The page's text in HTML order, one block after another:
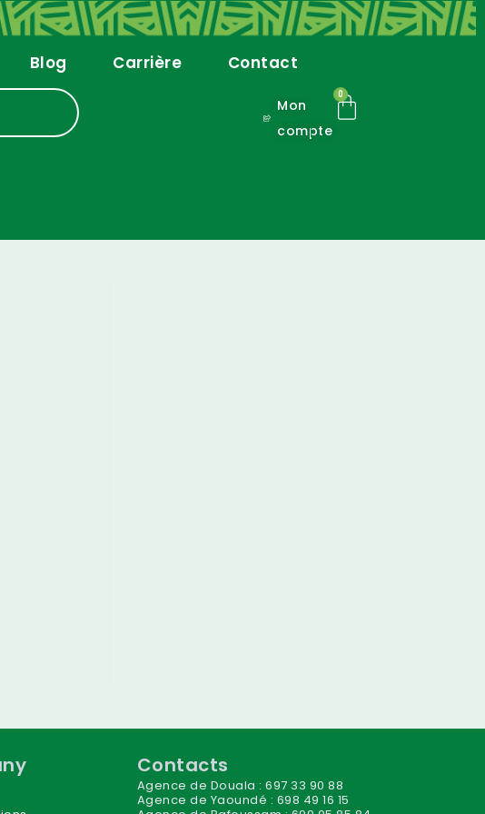
Blog Carrière Contact
Mon
compte
0
Contacts
Agence de Douala : 697 33 90 88
Agence de Yaoundé : 698 49 16 15